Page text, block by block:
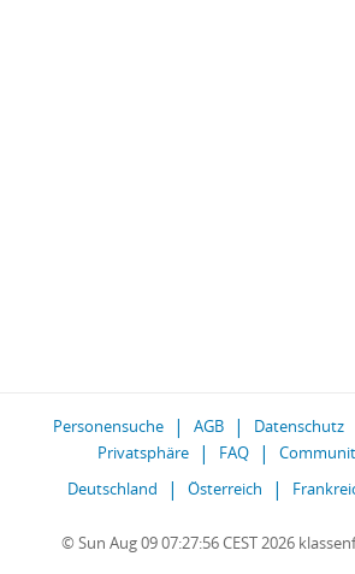
Personensuche AGB Datenschutz
Privatsphäre
FAQ
Deutschland
Österreich
© Sun Aug 09 07:27:56 CEST 2026